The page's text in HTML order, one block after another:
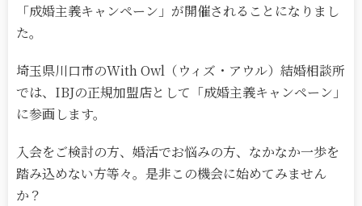
「成婚主義キャンペーン」が開催されることになりまし
た。
埼玉県川口市のWith Owl（ウィズ・アウル）結婚相談所
では、IBJの正規加盟店として「成婚主義キャンペーン」
に参画します。
入会をご検討の方、婚活でお悩みの方、なかなか一歩を
踏み込めない方等々。是非この機会に始めてみません
か？